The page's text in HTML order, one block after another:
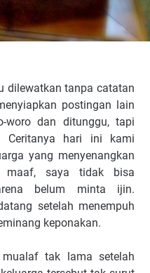
dilewatkan tanpa catatan
postingan lain
woro dan ditunggu, tapi
Ceritanya hari ini kami
yang menyenangkan
maaf, saya tidak bisa
belum minta ijin.
setelah menempuh
keponakan.
tak lama setelah